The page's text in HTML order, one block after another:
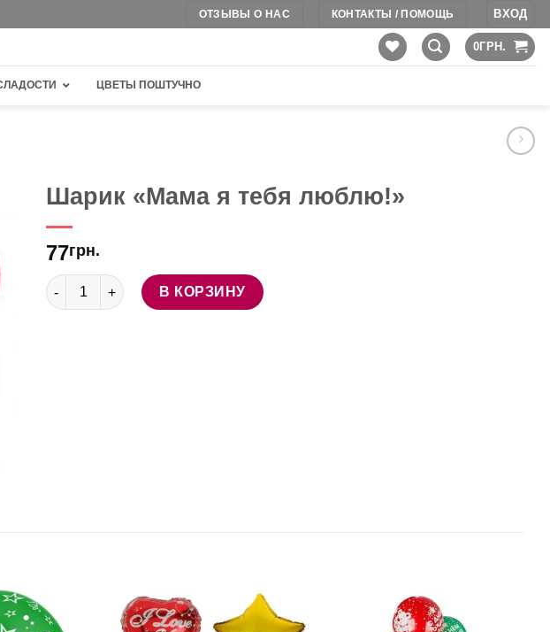
ОТЗЫВЫ О НАС КОНТАКТЫ / ПОМОЩЬ ВХОД
0ГРН.
ЦВЕТЫ ПОШТУЧНО
Шарик «Мама я тебя люблю!»
77грн.
Количество товара Шарик "Мама я тебя люблю!"
В КОРЗИНУ